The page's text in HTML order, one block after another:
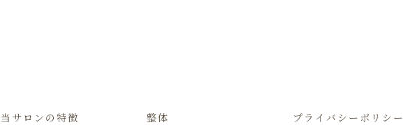
当サロンの特徴
整体
プライバシーポリシー